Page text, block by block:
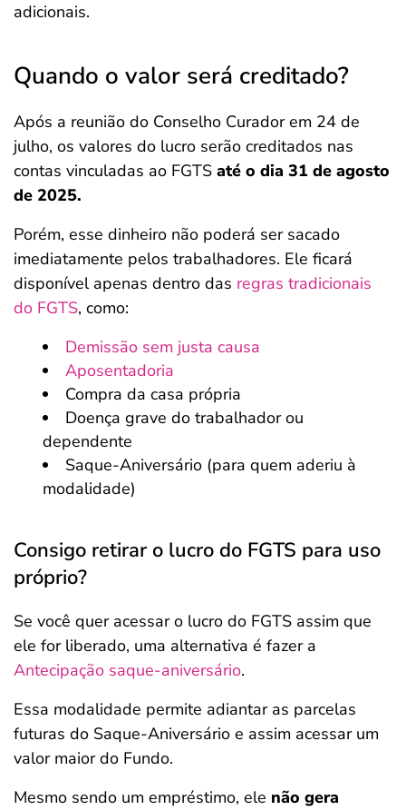
adicionais.
Quando o valor será creditado?
Após a reunião do Conselho Curador em 24 de
julho, os valores do lucro serão creditados nas
contas vinculadas ao FGTS até o dia 31 de agosto
de 2025.
Porém, esse dinheiro não poderá ser sacado
imediatamente pelos trabalhadores. Ele ficará
disponível apenas dentro das regras tradicionais
do FGTS, como:
Demissão sem justa causa
Aposentadoria
Compra da casa própria
Doença grave do trabalhador ou
dependente
Saque-Aniversário (para quem aderiu à
modalidade)
Consigo retirar o lucro do FGTS para uso
próprio?
Se você quer acessar o lucro do FGTS assim que
ele for liberado, uma alternativa é fazer a
Antecipação saque-aniversário.
Essa modalidade permite adiantar as parcelas
futuras do Saque-Aniversário e assim acessar um
valor maior do Fundo.
Mesmo sendo um empréstimo, ele não gera